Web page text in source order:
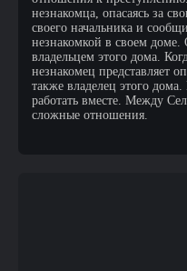
незнакомца, опасаясь за
своего начальника и
незнакомкой в своем доме.
владельцем этого дома.
незнакомец представляет
также владелец этого
работать вместе. Между
сложные отношения.